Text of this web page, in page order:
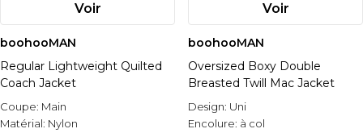
Voir
boohooMAN
Regular Lightweight Quilted
Coach Jacket
Coupe: Main
Matérial: Nylon
Voir
boohooMAN
Oversized Boxy Double
Breasted Twill Mac Jacket
Design: Uni
Encolure: à col